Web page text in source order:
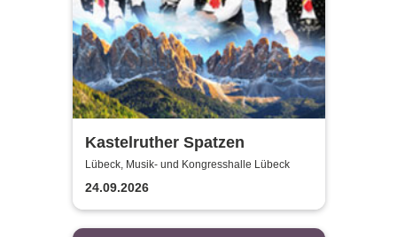
Kastelruther Spatzen
Lübeck, Musik- und Kongresshalle Lübeck
24.09.2026